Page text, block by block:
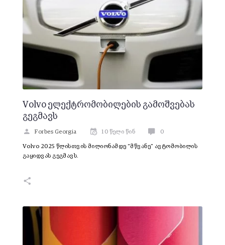
Volvo ელექტრომობილების გამოშვებას
გეგმავს
Forbes Georgia 10 წელი წინ 0
Volvo 2025 წლისთვის მილიონამდე “მწვანე” ავტომობილის
გაყიდვას გეგმავს.